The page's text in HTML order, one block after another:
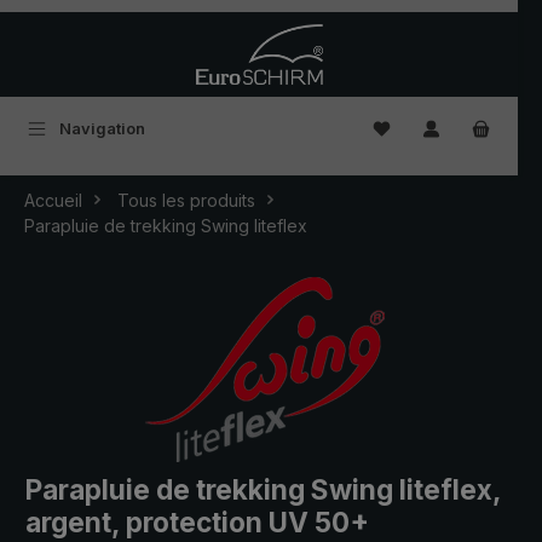
Navigation Vous avez 0
Accueil
Tous les produits
Parapluie de trekking Swing liteflex
Parapluie de trekking Swing liteflex,
argent, protection UV 50+